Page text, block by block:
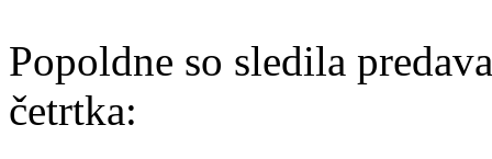
Popoldne so sledila
četrtka: